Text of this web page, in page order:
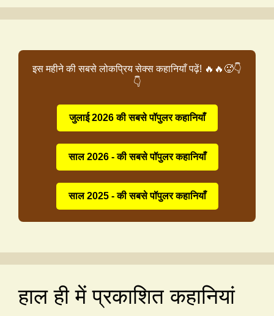
इस महीने की सबसे लोकप्रिय सेक्स कहानियाँ पढ़ें! 🔥🔥🥵👇
👇
जुलाई 2026 की सबसे पॉपुलर कहानियाँ
साल 2026 - की सबसे पॉपुलर कहानियाँ
साल 2025 - की सबसे पॉपुलर कहानियाँ
हाल ही में प्रकाशित कहानियां